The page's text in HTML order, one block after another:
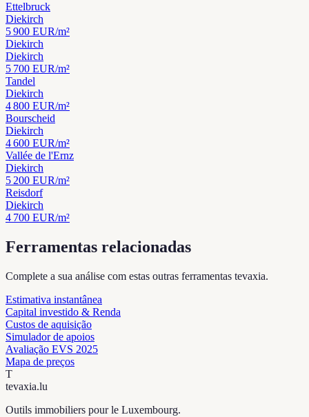
Ettelbruck
Diekirch
5 900 EUR/m²
Diekirch
Diekirch
5 700 EUR/m²
Tandel
Diekirch
4 800 EUR/m²
Bourscheid
Diekirch
4 600 EUR/m²
Vallée de l'Ernz
Diekirch
5 200 EUR/m²
Reisdorf
Diekirch
4 700 EUR/m²
Ferramentas relacionadas
Complete a sua análise com estas outras ferramentas tevaxia.
Estimativa instantânea
Capital investido & Renda
Custos de aquisição
Simulador de apoios
Avaliação EVS 2025
Mapa de preços
T
tevaxia.lu
Outils immobiliers pour le Luxembourg.